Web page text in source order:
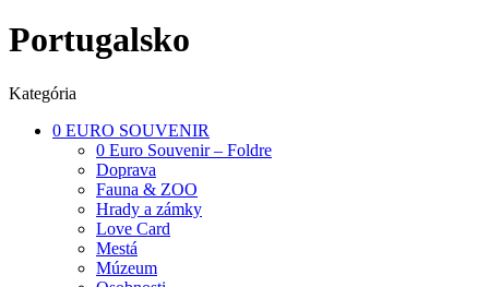
Portugalsko
Kategória
0 EURO SOUVENIR
0 Euro Souvenir – Foldre
Doprava
Fauna & ZOO
Hrady a zámky
Love Card
Mestá
Múzeum